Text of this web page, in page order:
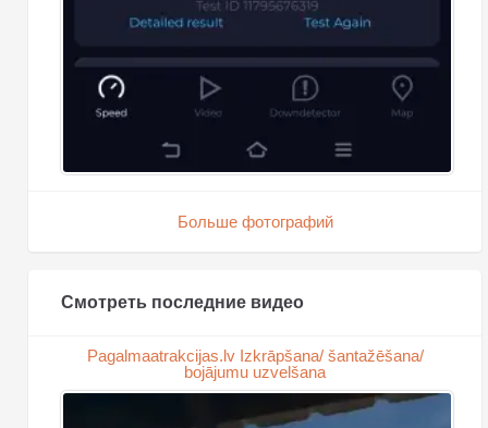
Больше фотографий
Смотреть последние видео
Pagalmaatrakcijas.lv Izkrāpšana/ šantažēšana/
bojājumu uzvelšana